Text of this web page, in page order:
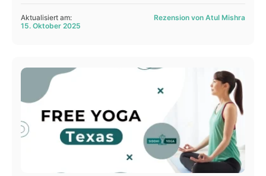
Aktualisiert am:
15. Oktober 2025
Rezension von Atul Mishra